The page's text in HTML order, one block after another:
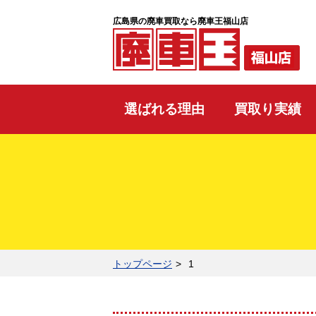
広島県の廃車買取なら廃車王福山店
選ばれる理由 買取り実績
トップページ 1